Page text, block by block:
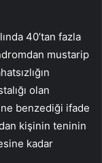
40’tan fazla
mustarip
olan
benzediği ifade
kişinin teninin
kadar